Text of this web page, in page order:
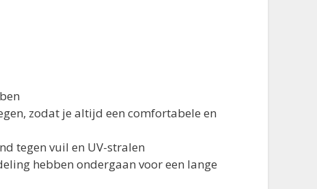
zodat je altijd een comfortabele en
tegen vuil en UV-stralen
hebben ondergaan voor een lange